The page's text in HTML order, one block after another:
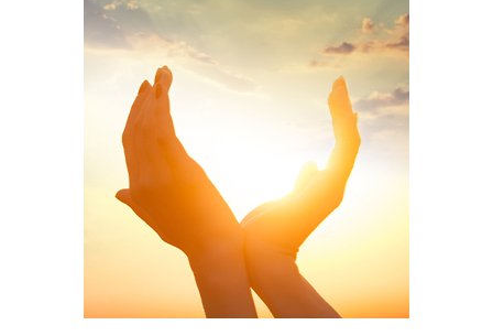
optie
kan
gekozen
worden
op
de
productpagina